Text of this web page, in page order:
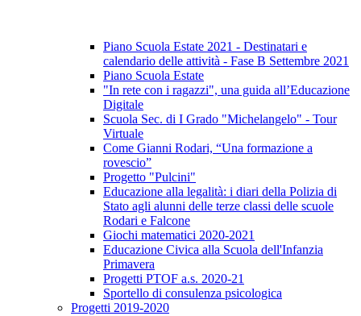
Piano Scuola Estate 2021 - Destinatari e
calendario delle attività - Fase B Settembre 2021
Piano Scuola Estate
"In rete con i ragazzi", una guida all’Educazione
Digitale
Scuola Sec. di I Grado "Michelangelo" - Tour
Virtuale
Come Gianni Rodari, “Una formazione a
rovescio”
Progetto "Pulcini"
Educazione alla legalità: i diari della Polizia di
Stato agli alunni delle terze classi delle scuole
Rodari e Falcone
Giochi matematici 2020-2021
Educazione Civica alla Scuola dell'Infanzia
Primavera
Progetti PTOF a.s. 2020-21
Sportello di consulenza psicologica
Progetti 2019-2020